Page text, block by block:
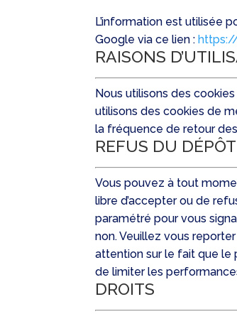
L’information est utilisée
Google via ce lien :
RAISONS
Nous utilisons des
utilisons des cookies de
la fréquence de retour
REFUS DU
Vous pouvez à tout
libre d’accepter ou de
paramétré pour vous
non. Veuillez vous
attention sur le fait que le
de limiter les
DROITS